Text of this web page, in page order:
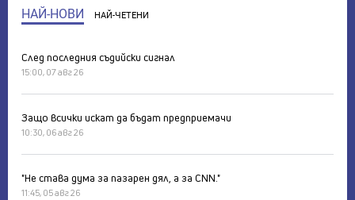
НАЙ-НОВИ НАЙ-ЧЕТЕНИ
След последния съдийски сигнал
15:00, 07 авг 26
Защо всички искат да бъдат предприемачи
10:30, 06 авг 26
"Не става дума за пазарен дял, а за CNN."
11:45, 05 авг 26